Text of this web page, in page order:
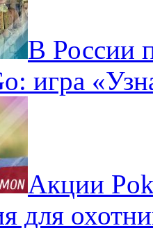
В России
игра
Акции
для